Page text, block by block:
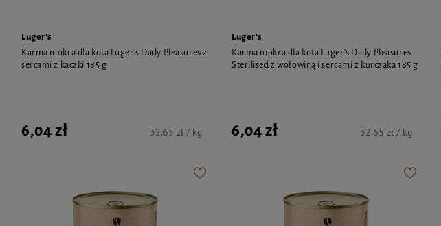
Luger's
Karma mokra dla kota Luger's Daily Pleasures z
sercami z kaczki 185 g
6,04 zł 32,65 zł / kg
Luger's
Karma mokra dla kota Luger's Daily Pleasures
Sterilised z wołowiną i sercami z kurczaka 185 g
6,04 zł 32,65 zł / kg